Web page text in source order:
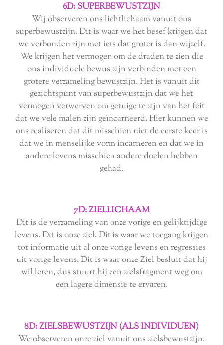
6D: SUPERBEWUSTZIJN
Wij observeren ons lichtlichaam vanuit ons
superbewustzijn. Dit is waar we het besef krijgen dat
we verbonden zijn met iets dat groter is dan wijzelf.
We krijgen het vermogen om de draden te zien die
ons individuele bewustzijn verbinden met een
grotere verzameling bewustzijn. Het is vanuit dit
gezichtspunt van superbewustzijn dat we het
vermogen verwerven om getuige te zijn van het feit
dat we vele malen zijn geïncarneerd. Hier kunnen we
ons realiseren dat dit misschien niet de eerste keer is
dat we in menselijke vorm incarneren en dat we in
andere levens misschien andere doelen hebben
gehad.
7D: ZIELLICHAAM
Dit is de verzameling van onze vorige en gelijktijdige
levens. Dit is onze ziel. Dit is waar we toegang krijgen
tot informatie uit al onze vorige levens en regressies
uit vorige levens. Dit is waar onze Ziel besluit dat hij
wil leren, dus stuurt hij een zielsfragment weg om
een lagere dimensie te ervaren.
8D: ZIELSBEWUSTZIJN (ALS INDIVIDUEN)
We observeren onze ziel vanuit ons zielsbewustzijn.